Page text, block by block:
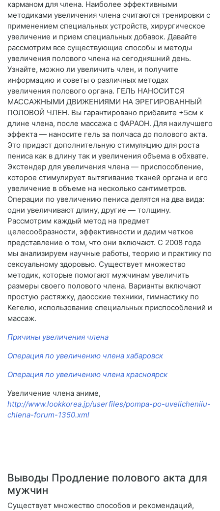
карманом для члена. Наиболее эффективными
методиками увеличения члена считаются тренировки с
применением специальных устройств, хирургическое
увеличение и прием специальных добавок. Давайте
рассмотрим все существующие способы и методы
увеличения полового члена на сегодняшний день.
Узнайте, можно ли увеличить член, и получите
информацию и советы о различных методах
увеличения полового органа. ГЕЛЬ НАНОСИТСЯ
МАССАЖНЫМИ ДВИЖЕНИЯМИ НА ЭРЕГИРОВАННЫЙ
ПОЛОВОЙ ЧЛЕН. Вы гарантировано прибавите +5см к
длине члена, после массажа с ФАРАОН. Для наилучшего
эффекта — наносите гель за полчаса до полового акта.
Это придаст дополнительную стимуляцию для роста
пениса как в длину так и увеличения объема в обхвате.
Экстендер для увеличения члена — приспособление,
которое стимулирует вытягивание тканей органа и его
увеличение в объеме на несколько сантиметров.
Операции по увеличению пениса делятся на два вида:
одни увеличивают длину, другие — толщину.
Рассмотрим каждый метод на предмет
целесообразности, эффективности и дадим четкое
представление о том, что они включают. С 2008 года
мы анализируем научные работы, теорию и практику по
сексуальному здоровью. Существует множество
методик, которые помогают мужчинам увеличить
размеры своего полового члена. Варианты включают
простую растяжку, даосские техники, гимнастику по
Кегелю, использование специальных приспособлений и
массаж.
Причины увеличения члена
Операция по увеличению члена хабаровск
Операция по увеличению члена красноярск
Увеличение члена аниме,
http://www.lookkorea.jp/userfiles/pompa-po-uvelicheniiu-
chlena-forum-1350.xml
Выводы Продление полового акта для
мужчин
Существует множество способов и рекомендаций,